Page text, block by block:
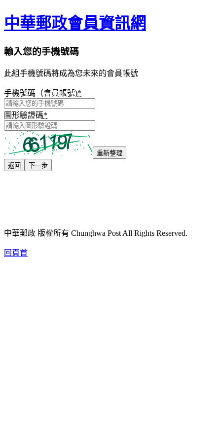
中華郵政會員資訊網
輸入您的手機號碼
此組手機號碼將成為您未來的會員帳號
手機號碼（會員帳號)*
圖形驗證碼*
重新整理
返回
下一步
中華郵政 版權所有 Chunghwa Post All Rights Reserved.
回頁首